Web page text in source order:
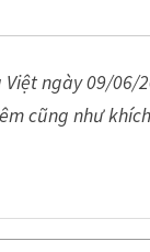
Việtngày09/06/
cũng như